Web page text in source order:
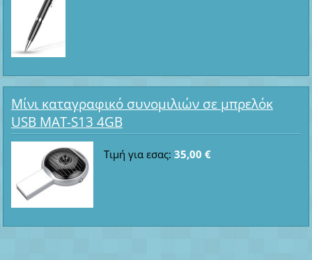
Μίνι καταγραφικό συνομιλιών σε μπρελόκ
USB MAT-S13 4GB
Τιμή για εσας: 35,00 €